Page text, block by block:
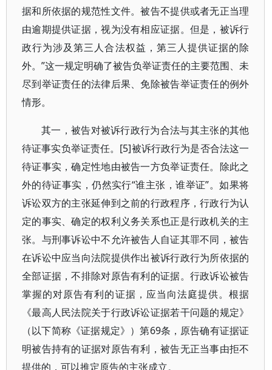
据和所依据的规范性文件。被告不提供或者无正当理
由逾期提供证据，视为没有相应证据。但是，被诉行
政行为涉及第三人合法权益，第三人提供证据的除
外。”这一规定明确了被告负举证责任的主要范围、未
尽到举证责任的法律后果、免除被告举证责任的例外
情形。
其一，被告对被诉行政行为合法与其主张的其他
待证事实负举证责任。[5]被诉行政行为是否合法这一
待证事实，确定性地由被告一方负举证责任。除此之
外的待证事实，仍然实行“谁主张，谁举证”。如果将
诉讼双方的主张延伸到之前的行政程序，行政行为认
定的事实、确定的权利义务关系也正是行政机关的主
张。与刑事诉讼中不允许被告人自证其罪不同，被告
在诉讼中应当向法院提供作出被诉行政行为所依据的
全部证据，不排除对原告有利的证据。行政诉讼被告
掌握的对原告有利的证据，应当向法庭提供。根据
《最高人民法院关于行政诉讼证据若干问题的规定》
（以下简称《证据规定》）第69条，原告确有证据证
明被告持有的证据对原告有利，被告无正当事由拒不
提供的，可以推定原告的主张成立。